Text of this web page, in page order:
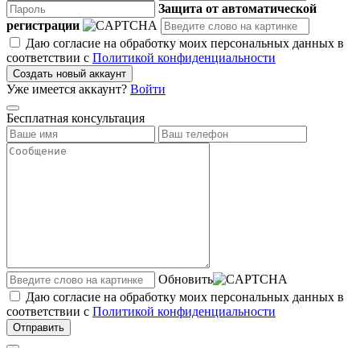
Защита от автоматической
регистрации
Даю согласие на обработку моих персональных данных в
соответствии с Политикой конфиденциальности
Создать новый аккаунт
Уже имеется аккаунт? Войти
Бесплатная консультация
Обновить
Даю согласие на обработку моих персональных данных в
соответствии с Политикой конфиденциальности
Отправить